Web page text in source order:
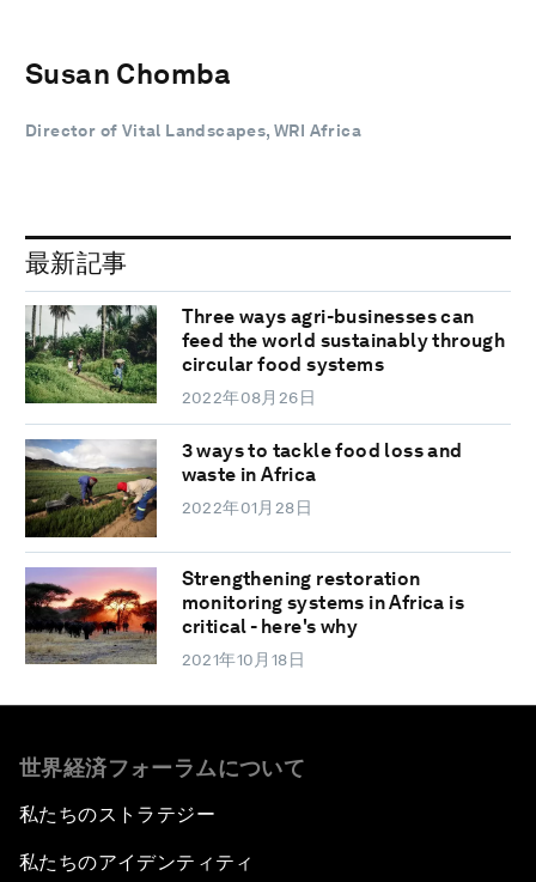
Susan Chomba
Director of Vital Landscapes, WRI Africa
最新記事
Three ways agri-businesses can
feed the world sustainably through
circular food systems
2022年08月26日
3 ways to tackle food loss and
waste in Africa
2022年01月28日
Strengthening restoration
monitoring systems in Africa is
critical - here's why
2021年10月18日
世界経済フォーラムについて
私たちのストラテジー
私たちのアイデンティティ